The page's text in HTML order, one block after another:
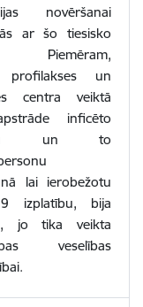
novēršanai
ar šo tiesisko
Piemēram,
profilakses un
centra veiktā
inficēto
un to
lai ierobežotu
izplatību, bija
jo tika veikta
veselības